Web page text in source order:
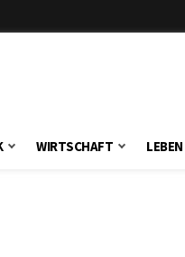
WIRTSCHAFT LEBEN